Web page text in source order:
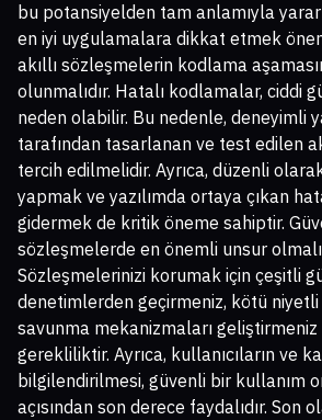
bu potansiyelden tam anlamıyla
en iyi uygulamalara dikkat etmek
akıllı sözleşmelerin kodlama
olunmalıdır. Hatalı kodlamalar, ciddi
neden olabilir. Bu nedenle, deneyimli
tarafından tasarlanan ve test edilen
tercih edilmelidir. Ayrıca, düzenli
yapmak ve yazılımda ortaya çıkan
gidermek de kritik öneme sahiptir.
sözleşmelerde en önemli unsur
Sözleşmelerinizi korumak için çeşitli
denetimlerden geçirmeniz, kötü niyetli
savunma mekanizmaları geliştirmeniz
gerekliliktir. Ayrıca, kullanıcıların ve
bilgilendirilmesi, güvenli bir kullanım
açısından son derece faydalıdır. Son